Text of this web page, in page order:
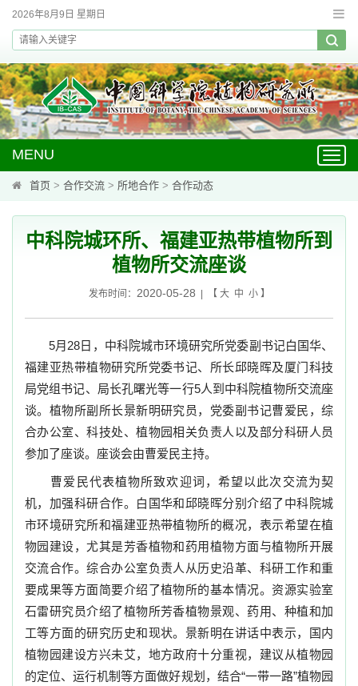
2026年8月9日 星期日
MENU
首页 > 合作交流 > 所地合作 > 合作动态
中科院城环所、福建亚热带植物所到
植物所交流座谈
发布时间： 2020-05-28 | 【 大 中 小】
5月 28日，中科院城市环境研究所党委副书记白国华、
福建亚热带植物研究所党委书记、所长邱晓晖及厦门科技
局党组书记、局长孔曙光等一行5人到中科院植物所交流座
谈。植物所副所长景新明研究员，党委副书记曹爱民，综
合办公室、科技处、植物园相关负责人以及部分科研人员
参加了座谈。座谈会由曹爱民主持。
曹爱民代表植物所致欢迎词，希望以此次交流为契
机，加强科研合作。白国华和邱晓晖分别介绍了中科院城
市环境研究所和福建亚热带植物所的概况，表示希望在植
物园建设，尤其是芳香植物和药用植物方面与植物所开展
交流合作。综合办公室负责人从历史沿革、科研工作和重
要成果等方面简要介绍了植物所的基本情况。资源实验室
石雷研究员介绍了植物所芳香植物景观、药用、种植和加
工等方面的研究历史和现状。景新明在讲话中表示，国内
植物园建设方兴未艾，地方政府十分重视，建议从植物园
的定位、运行机制等方面做好规划，结合“一带一路”植物园